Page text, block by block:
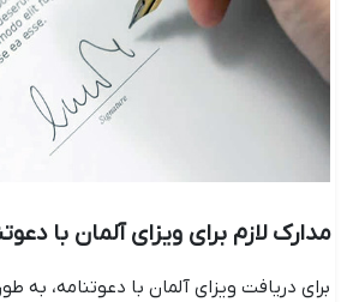
مدارک لازم برای ویزای آلمان با
برای دریافت ویزای آلمان با دعوتنامه، به